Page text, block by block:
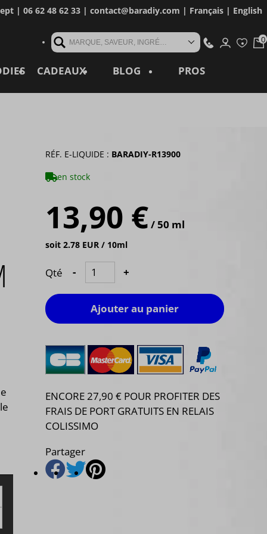
| 06 62 48 62 33 | contact@baradiy.com | Français| English
MARQUE, SAVEUR, INGRÉDIENT, RÉFÉRENCE, MOT CLÉ...
CADEAUX BLOG PROS
RÉF. E-LIQUIDE : BARADIY-R13900
en stock
13,90 €/ 50 ml
soit 2.78 EUR / 10ml
Qté - +
Ajouter au panier
ENCORE 27,90 € POUR PROFITER DES
FRAIS DE PORT GRATUITS EN RELAIS
COLISSIMO
Partager